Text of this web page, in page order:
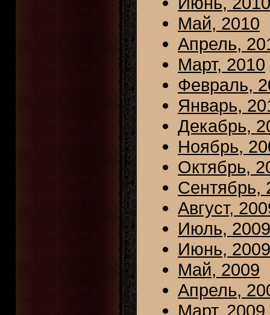
Май, 2010
Апрель,
Март, 2010
Февраль,
Январь,
Декабрь,
Ноябрь,
Октябрь,
Сентябрь,
Август,
Июль, 2009
Июнь, 2009
Май, 2009
Апрель,
Март, 2009